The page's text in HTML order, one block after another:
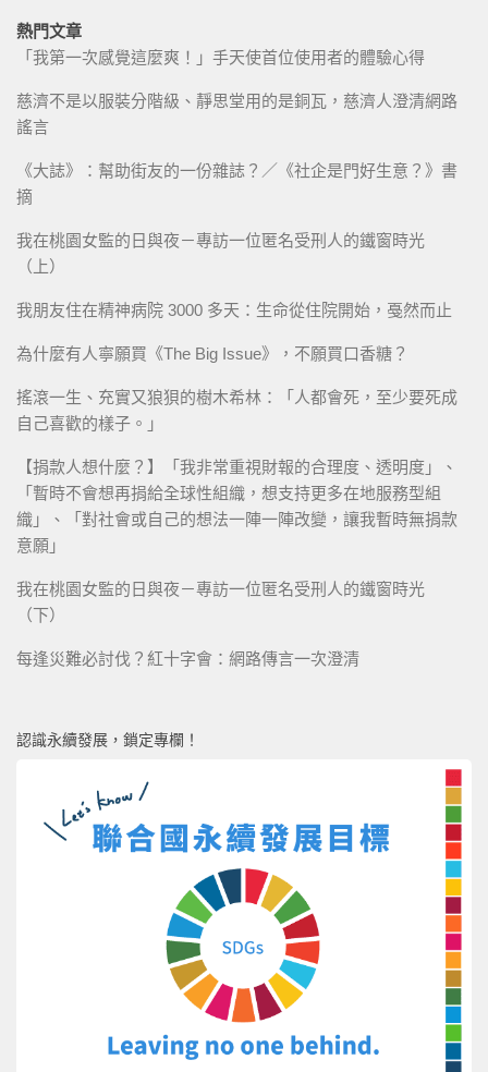
熱門文章
「我第一次感覺這麼爽！」手天使首位使用者的體驗心得
慈濟不是以服裝分階級、靜思堂用的是銅瓦，慈濟人澄清網路
謠言
《大誌》：幫助街友的一份雜誌？／《社企是門好生意？》書
摘
我在桃園女監的日與夜－專訪一位匿名受刑人的鐵窗時光
（上）
我朋友住在精神病院 3000 多天：生命從住院開始，戞然而止
為什麼有人寧願買《The Big Issue》，不願買口香糖？
搖滾一生、充實又狼狽的樹木希林：「人都會死，至少要死成
自己喜歡的樣子。」
【捐款人想什麼？】「我非常重視財報的合理度、透明度」、
「暫時不會想再捐給全球性組織，想支持更多在地服務型組
織」、「對社會或自己的想法一陣一陣改變，讓我暫時無捐款
意願」
我在桃園女監的日與夜－專訪一位匿名受刑人的鐵窗時光
（下）
每逢災難必討伐？紅十字會：網路傳言一次澄清
認識永續發展，鎖定專欄！